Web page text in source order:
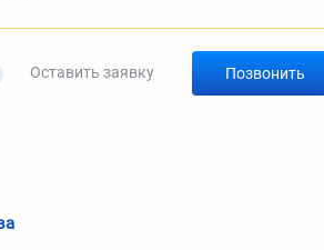
Оставить заявку Позвонить